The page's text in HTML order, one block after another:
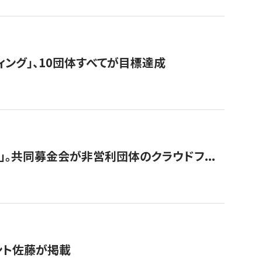
グ」、10団体すべてが目標達成
。共同募金会が非営利団体のクラウドフ...
佐藤が掲載